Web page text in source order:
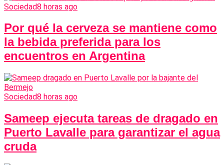
Sociedad8 horas ago
Por qué la cerveza se mantiene como
la bebida preferida para los
encuentros en Argentina
Sociedad8 horas ago
Sameep ejecuta tareas de dragado en
Puerto Lavalle para garantizar el agua
cruda